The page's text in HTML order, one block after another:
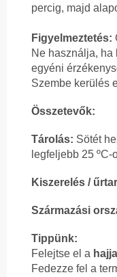
percig, majd
Figyelmeztetés:
Ne használja, ha
egyéni
Szembe kerülés
Összetevők:
Tárolás: Sötét
legfeljebb 25 ºC-
Kiszerelés /
Származási
Tippünk:
Felejtse el a
Fedezze fel a